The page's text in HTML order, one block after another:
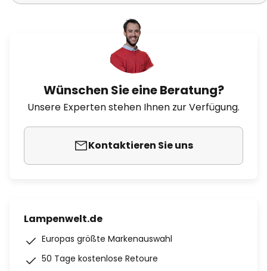
Wünschen Sie eine Beratung?
Unsere Experten stehen Ihnen zur Verfügung.
Kontaktieren Sie uns
Lampenwelt.de
Europas größte Markenauswahl
50 Tage kostenlose Retoure